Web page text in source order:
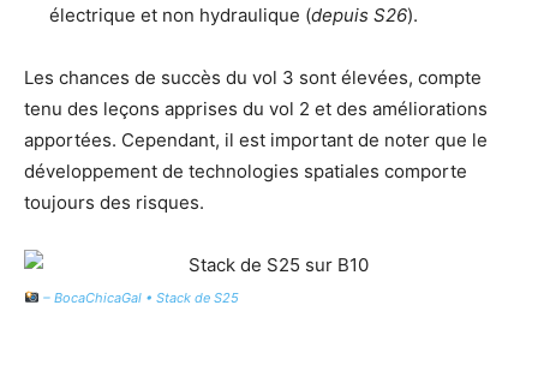
électrique et non hydraulique (depuis S26).
Les chances de succès du vol 3 sont élevées, compte
tenu des leçons apprises du vol 2 et des améliorations
apportées. Cependant, il est important de noter que le
développement de technologies spatiales comporte
toujours des risques.
– BocaChicaGal • Stack de S25